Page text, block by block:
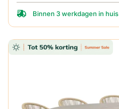
Binnen 3 werkdagen in huis